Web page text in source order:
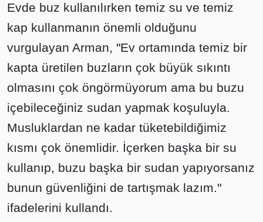
Evde buz kullanılırken temiz su ve temiz
kap kullanmanın önemli olduğunu
vurgulayan Arman, "Ev ortamında temiz bir
kapta üretilen buzların çok büyük sıkıntı
olmasını çok öngörmüyorum ama bu buzu
içebileceğiniz sudan yapmak koşuluyla.
Musluklardan ne kadar tüketebildiğimiz
kısmı çok önemlidir. İçerken başka bir su
kullanıp, buzu başka bir sudan yapıyorsanız
bunun güvenliğini de tartışmak lazım."
ifadelerini kullandı.